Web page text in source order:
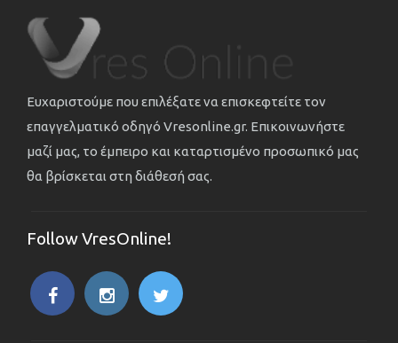
Ευχαριστούμε που επιλέξατε να επισκεφτείτε τον
επαγγελματικό οδηγό Vresonline.gr. Επικοινωνήστε
μαζί μας, το έμπειρο και καταρτισμένο προσωπικό μας
θα βρίσκεται στη διάθεσή σας.
Follow VresOnline!